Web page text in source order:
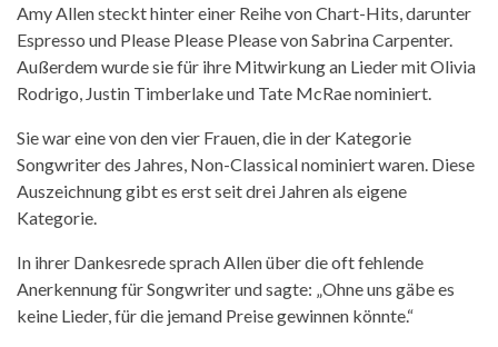
Amy Allen steckt hinter einer Reihe von Chart-Hits, darunter
Espresso und Please Please Pleasevon Sabrina Carpenter.
Außerdem wurde sie für ihre Mitwirkung an Liedermit Olivia
Rodrigo, Justin Timberlake und Tate McRae nominiert.
Sie war eine vondenvier Frauen, die in der Kategorie
Songwriter des Jahres, Non-Classicalnominiert waren. Diese
Auszeichnung gibt es erst seit drei Jahren als eigene
Kategorie.
In ihrer Dankesrede sprach Allenüber die oft fehlende
Anerkennung für Songwriter und sagte: „Ohne uns gäbe es
keine Lieder, für die jemand Preise gewinnen könnte.“